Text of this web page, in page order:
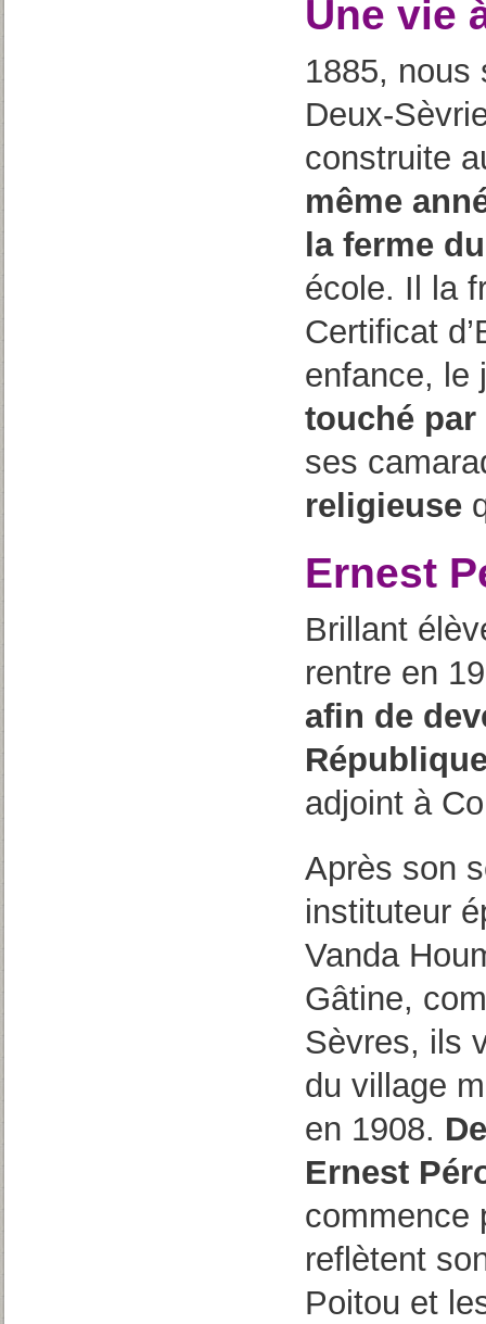
Une vie
1885, nous
Deux-
construite
même
la ferme
école. Il la
Certificat
enfance, le
touché par
ses
religieuse
Ernest
Brillant
rentre en
afin de
adjoint à
Après son
instituteur
Vanda
Gâtine,
Sèvres, ils
du village
en 1908.
Ernest
commence
reflètent
Poitou et